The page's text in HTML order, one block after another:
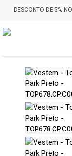
DESCONTO DE 5% NO